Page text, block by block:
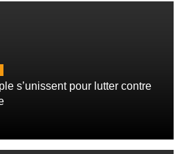
s’unissent pour lutter contre